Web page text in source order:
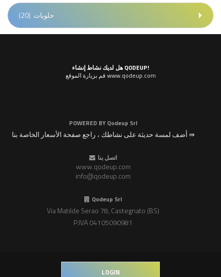
حلويات (20)
هل لديك نشاط إنشاء QODEUP!
قم بزيارة الموقع www.qodeup.com
POWERED BY Qodeup Srl
أضف لمسة حديثة على نشاطك ، راجع صفحة الأسعار الخاصة بنا ⇛
اتصل بنا
www.qodeup.com
info@qodeup.com
Qodeup Srl
Via Matilde Serao 78, Castegnato (BS)
P.IVA 04105090981
LOGIN